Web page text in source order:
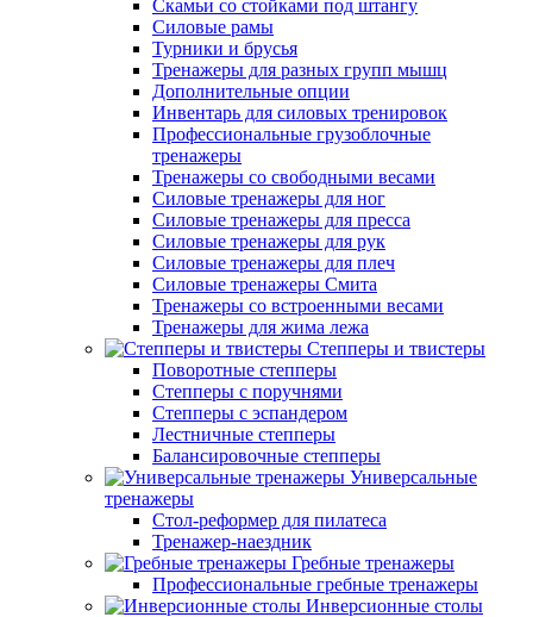
Скамьи со стойками под штангу
Силовые рамы
Турники и брусья
Тренажеры для разных групп мышц
Дополнительные опции
Инвентарь для силовых тренировок
Профессиональные грузоблочные
тренажеры
Тренажеры со свободными весами
Силовые тренажеры для ног
Силовые тренажеры для пресса
Силовые тренажеры для рук
Силовые тренажеры для плеч
Силовые тренажеры Смита
Тренажеры со встроенными весами
Тренажеры для жима лежа
Степперы и твистеры
Поворотные степперы
Степперы с поручнями
Степперы с эспандером
Лестничные степперы
Балансировочные степперы
Универсальные
тренажеры
Стол-реформер для пилатеса
Тренажер-наездник
Гребные тренажеры
Профессиональные гребные тренажеры
Инверсионные столы